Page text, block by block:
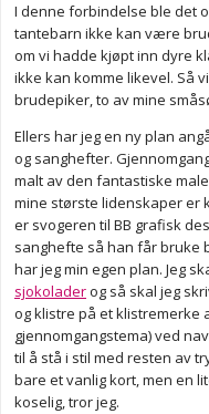
I denne forbindelse ble det
tantebarn ikke kan være
om vi hadde kjøpt inn dyre
ikke kan komme likevel. Så
brudepiker, to av mine
Ellers har jeg en ny plan
og sanghefter.
malt av den fantastiske
mine største lidenskaper er
er svogeren til BB grafisk
sanghefte så han får bruke
har jeg min egen plan. Jeg
sjokoladerog så skal jeg
og klistre på et klistremerke
gjennomgangstema) ved
til å stå i stil med resten av
bare et vanlig kort, men en
koselig, tror jeg.